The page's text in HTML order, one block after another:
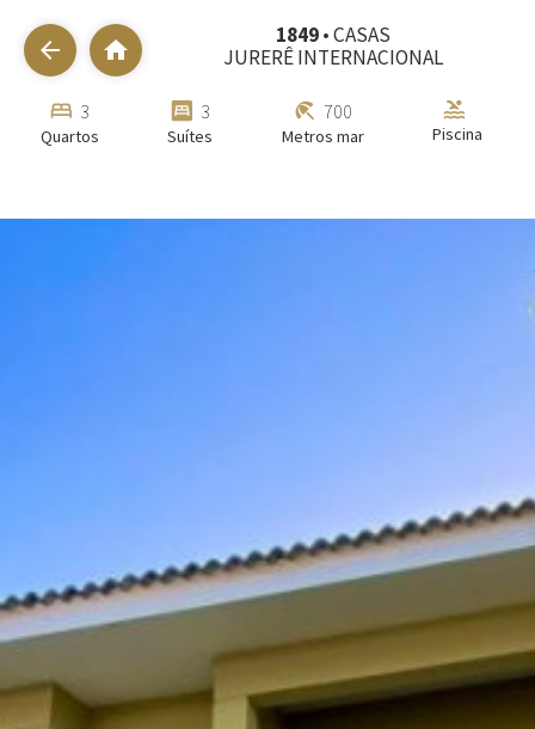
arrow_back home
1849• CASAS
JURERÊ INTERNACIONAL
bed 3
Quartos
bedroom_parent 3
Suítes
beach_access 700
Metros mar
pool
Piscina